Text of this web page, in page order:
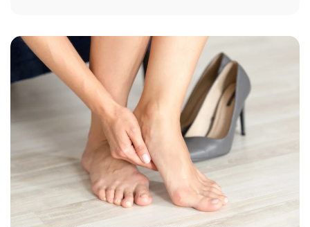
中環脊醫能提供針對性的治療，有效緩解或甚至消除不適。
主要重點： 麻木和刺痛的原因 找出麻木和刺痛的原因對於
您的舒適感和健康至關重要。雖然糖尿病、多發性硬化症、
癲癇發作或中風等嚴重疾病可能會導致這些感覺，但它們通
常是由較輕微的問題（如腕隧道症候群或頸椎根性神經病
變）引起的。神經受壓可能會導致手部或手指麻痺。 緊繃
的肌肉會引起手部刺痛嗎？